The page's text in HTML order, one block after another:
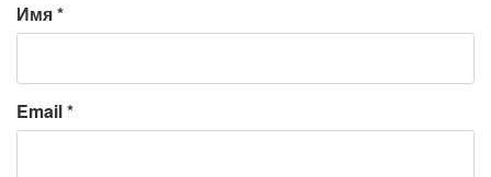
Имя*
Email*